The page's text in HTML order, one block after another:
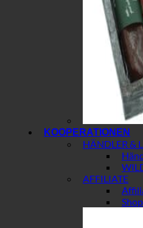
KOOPERATIONEN
HÄNDLER &
AFFILIATE